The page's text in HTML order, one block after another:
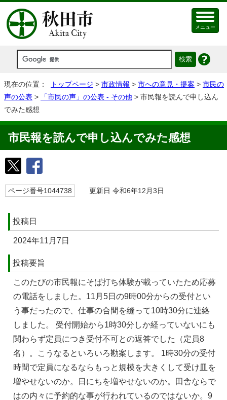
メニュー
現在の位置： トップページ > 市政情報 > 市への意見・提案 > 市民の
声の公表 > 「市民の声」の公表 - その他 > 市民報を読んで申し込ん
でみた感想
市民報を読んで申し込んでみた感想
ページ番号1044738 更新日 令和6年12月3日
投稿日
2024年11月7日
投稿要旨
このたびの市民報にそば打ち体験が載っていたため応募
の電話をしました。11月5日の9時00分からの受付とい
う事だったので、仕事の合間を縫って10時30分に連絡
しました。 受付開始から1時30分しか経っていないにも
関わらず定員につき受付不可との返答でした（定員8
名）。こうなるといろいろ勘案します。 1時30分の受付
時間で定員になるならもっと規模を大きくして受け皿を
増やせないのか。日にちを増やせないのか。田舎ならで
はの内々に予約的な事が行われているのではないか。9